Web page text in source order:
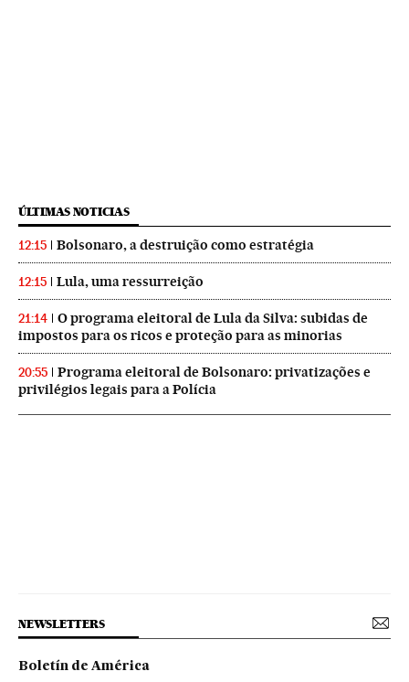
ÚLTIMAS NOTICIAS
12:15 Bolsonaro, a destruição como estratégia
12:15 Lula, uma ressurreição
21:14
O programa eleitoral de Lula da Silva: subidas de
impostos para os ricos e proteção para as minorias
20:55
Programa eleitoral de Bolsonaro: privatizações e
privilégios legais para a Polícia
NEWSLETTERS
Boletín de América